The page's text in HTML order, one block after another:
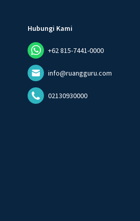
Hubungi Kami
+62 815-7441-0000
info@ruangguru.com
02130930000